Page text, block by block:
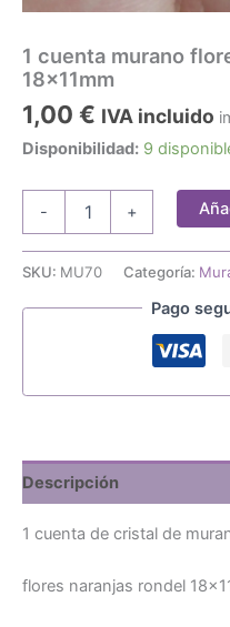
1 cuenta murano
18x11mm
1,00 € IVA incluido
Disponibilidad: 9
-
flores
rondel
+
SKU: MU70 Categoría:
Pago
Descripción
1 cuenta de cristal de
flores naranjas rondel